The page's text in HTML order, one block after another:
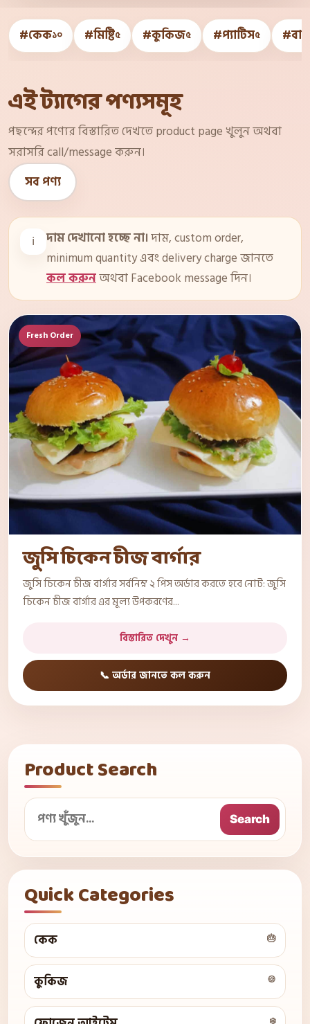
#কেক১০ #মিষ্টি৫ #কুকিজ৫ #প্যাটিস৫
এই ট্যাগের পণ্যসমূহ
পছন্দের পণ্যের বিস্তারিত দেখতে product page খুলুন অথবা
সরাসরি call/message করুন।
সব পণ্য
ℹ️ দাম দেখানো হচ্ছে না।দাম, custom order,
minimum quantity এবং delivery charge জানতে
কল করুনঅথবা Facebook message দিন।
Fresh Order
জুসি চিকেন চীজ বার্গার
জুসি চিকেন চীজ বার্গার সর্বনিম্ন ২ পিস অর্ডার করতে হবে নোট: জুসি
চিকেন চীজ বার্গার এর মূল্য উপকরণের...
বিস্তারিত দেখুন →
📞 অর্ডার জানতে কল করুন
Product Search
Search
Quick Categories
কেক 🎂
কুকিজ 🍪
❄️